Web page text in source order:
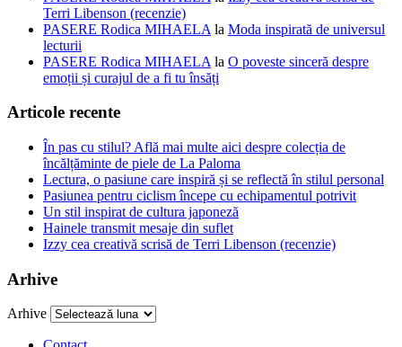
Terri Libenson (recenzie)
PASERE Rodica MIHAELA la Moda inspirată de universul
lecturii
PASERE Rodica MIHAELA la O poveste sinceră despre
emoții și curajul de a fi tu însăți
Articole recente
În pas cu stilul? Află mai multe aici despre colecția de
încălțăminte de piele de La Paloma
Lectura, o pasiune care inspiră și se reflectă în stilul personal
Pasiunea pentru ciclism începe cu echipamentul potrivit
Un stil inspirat de cultura japoneză
Hainele transmit mesaje din suflet
Izzy cea creativă scrisă de Terri Libenson (recenzie)
Arhive
Arhive